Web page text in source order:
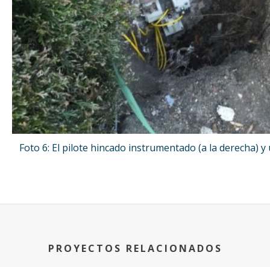
Foto 6: El pilote hincado instrumentado (a la derecha)
PROYECTOS RELACIONADOS